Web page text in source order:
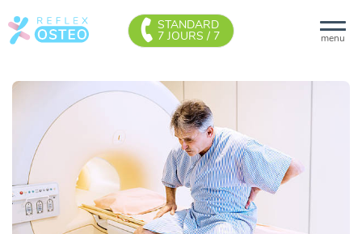
menu
STANDARD
7 JOURS / 7